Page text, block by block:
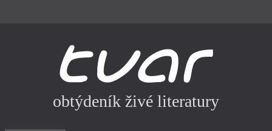
obtýdeník živé literatury